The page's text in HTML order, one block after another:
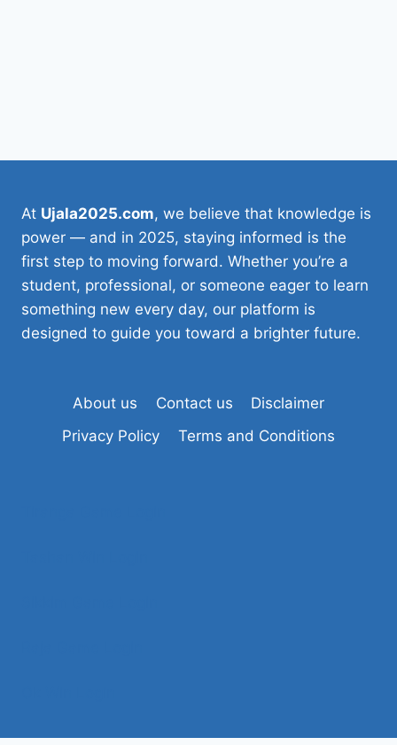
At Ujala2025.com, we believe that knowledge is
power — and in 2025, staying informed is the
first step to moving forward. Whether you’re a
student, professional, or someone eager to learn
something new every day, our platform is
designed to guide you toward a brighter future.
About us Contact us
Disclaimer
Privacy Policy
Terms and Conditions